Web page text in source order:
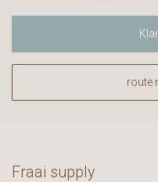
route
Fraai supply